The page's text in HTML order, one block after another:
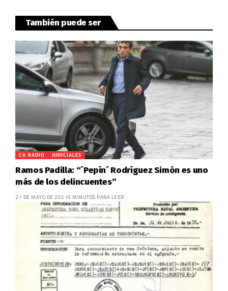
También puede ser
CA RADIO JUDICIALES
Ramos Padilla: “´Pepín´ Rodríguez Simón es uno
más de los delincuentes”
21 DE MAYO DE 20215 MINUTOS PARA LEER